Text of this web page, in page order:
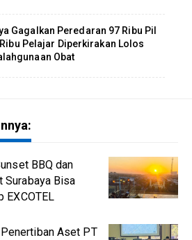
Gagalkan Peredaran 97 Ribu Pil
Pelajar Diperkirakan Lolos
Obat
BBQ dan
Surabaya Bisa
EXCOTEL
Aset PT